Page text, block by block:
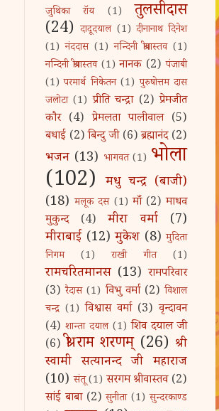
जुथिका रॉय
(1) तुलसीदास
(24) दादूदयाल (1) दीनानाथ दिनेश
(1) नंददास (1) नन्दिनी श्रीवास्तव (1)
नन्दिनी श्रीवास्तव (1) नानक (2) पंजाबी
(1) परमार्थ निकेतन (1) पुरुषोत्तम दास
जलोटा (1) प्रीति चन्द्रा (2) प्रेमजीत
कौर (4) प्रेमलता पालीवाल (5)
बधाई (2) बिन्दु जी (6) ब्रह्मानंद (2)
भजन (13) भागवत (1) भोला
(102) मधु चन्द्र (बाजी)
(18) मलूक दस (1) माँ (2) माधव
मुकुन्द
(4) मीरा वर्मा
(7)
मीराबाई (12) मुकेश (8) मुदिता
निगम
(1) राखी गीत (1)
रामचरितमानस (13) रामपरिवार
(3) रैदास (1) विभु वर्मा (2) विशाल
चन्द्र (1) विश्वास वर्मा (3) वृन्दावन
(4) शान्ता दयाल (1) शिव दयाल जी
(6) श्री राम शरणम्‌ (26) श्री
स्वामी सत्यानन्द जी महाराज
(10) संतू (1) सरगम श्रीवास्तव (2)
सांई बाबा (2) सुनीता (1) सुन्दरकाण्ड